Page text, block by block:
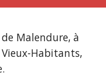
Malendure, à
Habitants,